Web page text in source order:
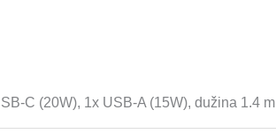
1.4
C (20W), 1x USB-A (15W), dužina 1.4 m